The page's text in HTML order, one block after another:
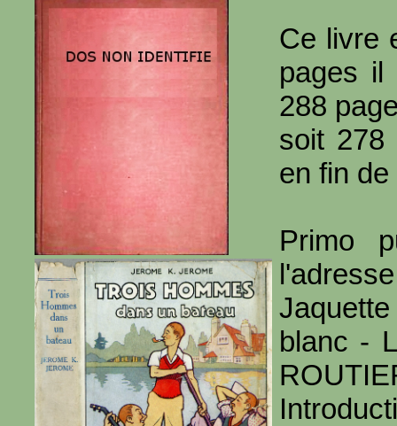
Ce livre
pages il
288
soit 278
en fin
Primo
l'adresse
blanc -